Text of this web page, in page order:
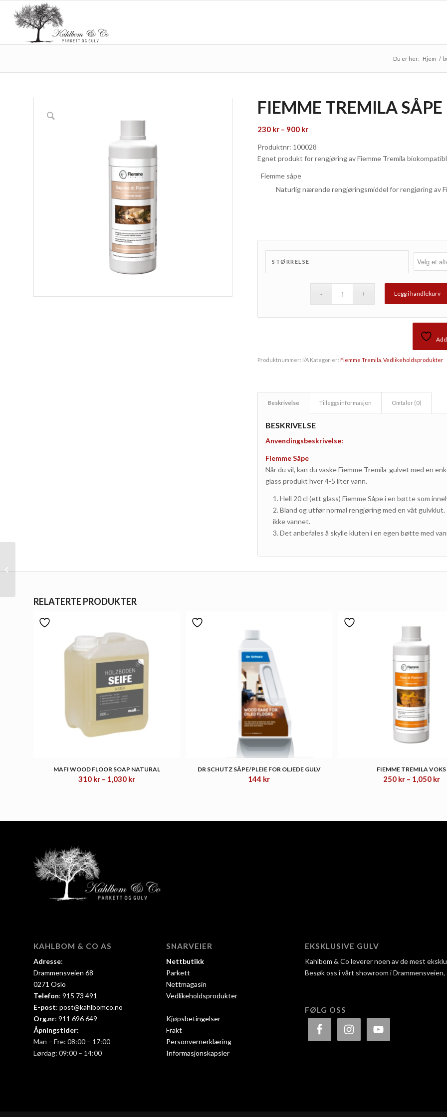
Du er her: Hjem /
FIEMME TREMILA SÅPE
230 kr – 900 krPrisområde:
til
900 kr
Produktnr: 100028
Egnet produkt for rengjøring av Fiemme Tremila
Fiemme såpe
Naturlig nærende rengjøringsmiddel for rengjøring av
STØRRELSE
Legg i handlekurv
Produktnummer: I/A Kategorier: Fiemme Tremila ,Vedlikeholdsprodukter
Beskrivelse Tilleggsinformasjon Omtaler (0)
BESKRIVELSE
Anvendingsbeskrivelse:
Fiemme Såpe
Når du vil, kan du vaske Fiemme Tremila-gulvet med en
glass produkt hver 4-5 liter vann.
Hell 20 cl (ett glass) Fiemme Såpe i en bøtte som
Bland og utfør normal rengjøring med en våt
ikke vannet.
Det anbefales å skylle kluten i en egen bøtte med
RELATERTE PRODUKTER
MAFI WOOD FLOOR SOAP NATURAL
310 kr – 1,030 krPrisområde:
DR SCHUTZ SÅPE/PLEIE FOR OLJEDE GULV
144 kr
FIEMME TREMILA VOKS
250 kr – 1,050 kr
KAHLBOM & CO AS
Adresse:
Drammensveien 68
0271 Oslo
Telefon: 915 73 491
E-post: post@kahlbomco.no
Org.nr: 911 696 649
Åpningstider:
Man – Fre: 08:00 – 17:00
Lørdag: 09:00 – 14:00
SNARVEIER
Nettbutikk
Parkett
Nettmagasin
Vedlikeholdsprodukter
Kjøpsbetingelser
Frakt
Personvernerklæring
Informasjonskapsler
EKSKLUSIVE GULV
Kahlbom & Co leverer noen av de mest
Besøk oss i vårt showroom i
FØLG OSS